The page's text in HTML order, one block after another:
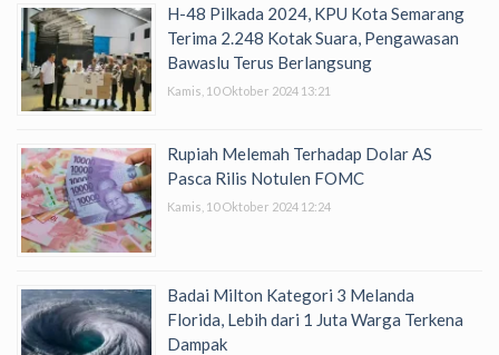
H-48 Pilkada 2024, KPU Kota Semarang
Terima 2.248 Kotak Suara, Pengawasan
Bawaslu Terus Berlangsung
Kamis, 10 Oktober 2024 13:21
Rupiah Melemah Terhadap Dolar AS
Pasca Rilis Notulen FOMC
Kamis, 10 Oktober 2024 12:24
Badai Milton Kategori 3 Melanda
Florida, Lebih dari 1 Juta Warga Terkena
Dampak